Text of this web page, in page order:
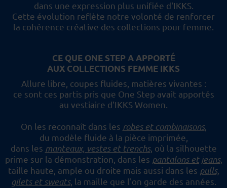
dans une expression plus unifiée d'IKKS.
Cette évolution reflète notre volonté de renforcer
la cohérence créative des collections pour femme.
CE QUE ONE STEP A APPORTÉ
AUX COLLECTIONS FEMME IKKS
Allure libre, coupes fluides, matières vivantes :
ce sont ces partis pris que One Step avait apportés
au vestiaire d'IKKS Women.
On les reconnaît dans les robes et combinaisons,
du modèle fluide à la pièce imprimée,
dans les manteaux, vestes et trenchs, où la silhouette
prime sur la démonstration, dans les pantalons et jeans,
taille haute, ample ou droite mais aussi dans les pulls,
gilets et sweats, la maille que l'on garde des années.